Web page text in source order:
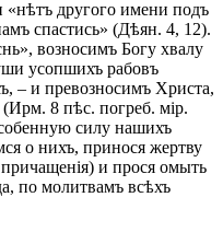
«нѣтъ другого имени подъ
спастись» (Дѣян. 4, 12).
возносимъ Богу хвалу
усопшихъ рабовъ
– и превозносимъ Христа,
8 пѣс. погреб. мір.
силу нашихъ
о нихъ, принося жертву
и прося омыть
по молитвамъ всѣхъ